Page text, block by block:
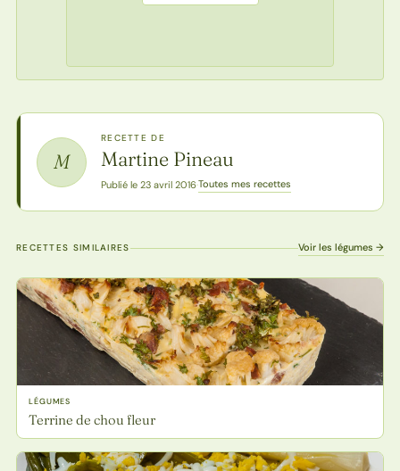
M
RECETTE DE
Martine Pineau
Publié le 23 avril 2016·Toutes mes recettes
RECETTES SIMILAIRES Voir les légumes →
LÉGUMES
Terrine de chou fleur